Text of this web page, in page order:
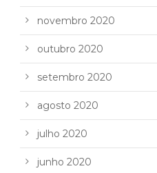
novembro 2020
outubro 2020
setembro 2020
agosto 2020
julho 2020
junho 2020